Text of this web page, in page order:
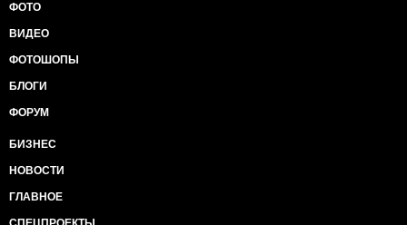
ФОТО
ВИДЕО
ФОТОШОПЫ
БЛОГИ
ФОРУМ
БИЗНЕС
НОВОСТИ
ГЛАВНОЕ